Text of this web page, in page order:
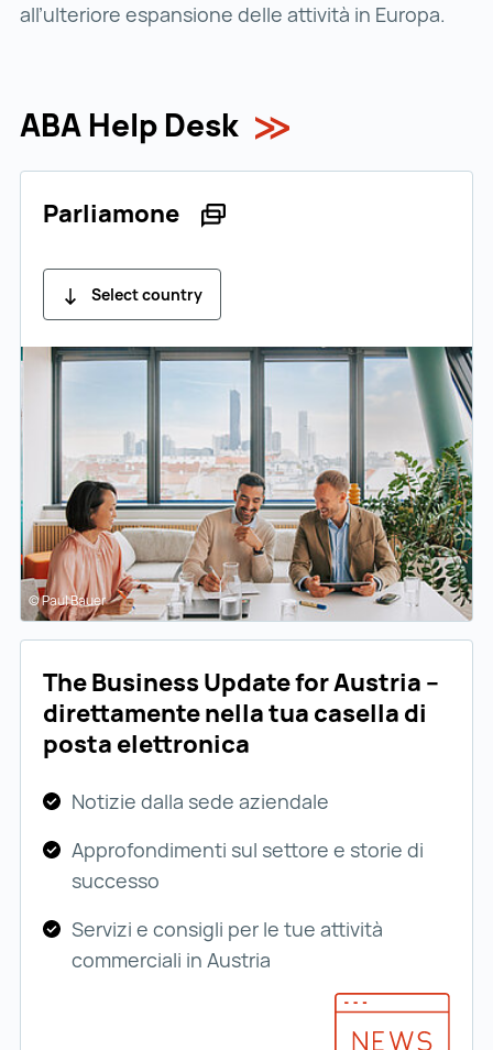
all’ulteriore espansione delle attività in Europa.
ABA Help Desk
Parliamone
Select country
© Paul Bauer
The Business Update for Austria –
direttamente nella tua casella di
posta elettronica
Notizie dalla sede aziendale
Approfondimenti sul settore e storie di
successo
Servizi e consigli per le tue attività
commerciali in Austria